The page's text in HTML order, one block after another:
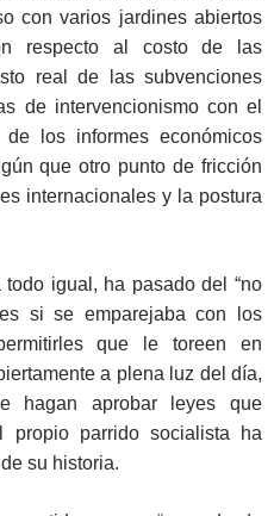
con varios jardines abiertos
respecto al costo de las
real de las subvenciones
de intervencionismo con el
los informes económicos
que otro punto de fricción
internacionales y la postura
igual, ha pasado del “no
si se emparejaba con los
que le toreen en
a plena luz del día,
hagan aprobar leyes que
propio parrido socialista ha
su historia.